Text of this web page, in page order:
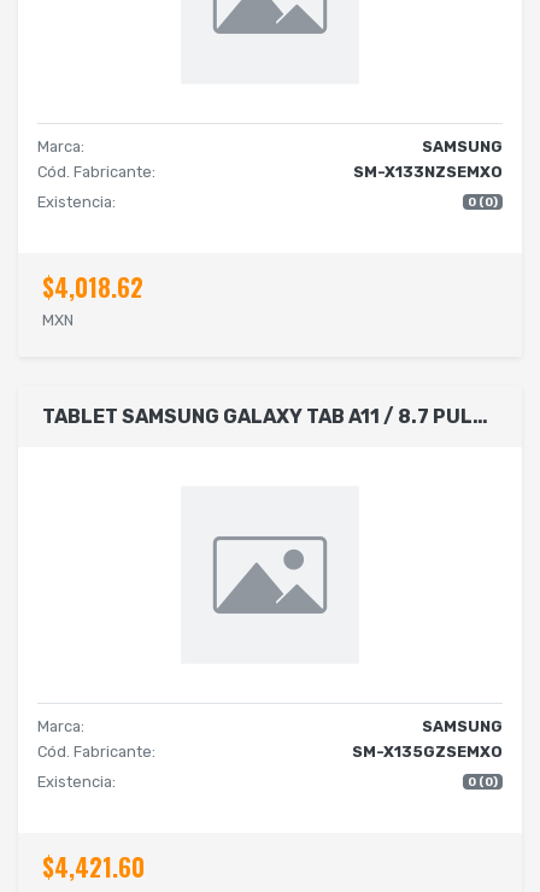
Marca:
SAMSUNG
Cód. Fabricante:
SM-X133NZSEMXO
Existencia:
0 (0)
$4,018.62
MXN
TABLET SAMSUNG GALAXY TAB A11 / 8.7 PULGADAS / MODELO SM-X135 / 8GB RAM / 128GB ROM / LTE / 5 + 8 MP / ANDROID / VEL 2.2GHZ, 2GHZ / 1 AÑO DE GARANTIA / COLOR PLATA
Marca:
SAMSUNG
Cód. Fabricante:
SM-X135GZSEMXO
Existencia:
0 (0)
$4,421.60